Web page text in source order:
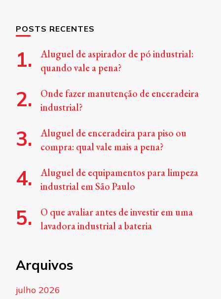
POSTS RECENTES
Aluguel de aspirador de pó industrial:
quando vale a pena?
Onde fazer manutenção de enceradeira
industrial?
Aluguel de enceradeira para piso ou
compra: qual vale mais a pena?
Aluguel de equipamentos para limpeza
industrial em São Paulo
O que avaliar antes de investir em uma
lavadora industrial a bateria
Arquivos
julho 2026